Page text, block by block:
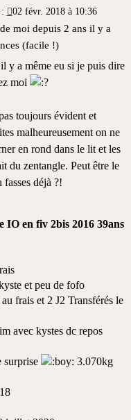
02 févr. 2018 à 10:36
moi depuis 2 ans il y a
(facile !)
y a même eu si je puis dire
moi
toujours évident et
malheureusement on ne
en rond dans le lit et les
du zentangle. Peut être le
déjà ?!
IO en fiv 2bis 2016 39ans
et peu de fofo
frais et 2 J2 Transférés le
avec kystes dc repos
surprise
3.070kg